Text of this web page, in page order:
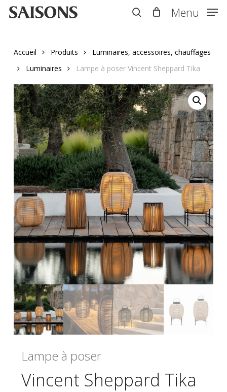
Skip
Menu
Accueil Produits
Luminaires, accessoires, chauffages
Luminaires
Lampe à poser Vincent Sheppard Tika
Lampe à poser
Vincent Sheppard Tika